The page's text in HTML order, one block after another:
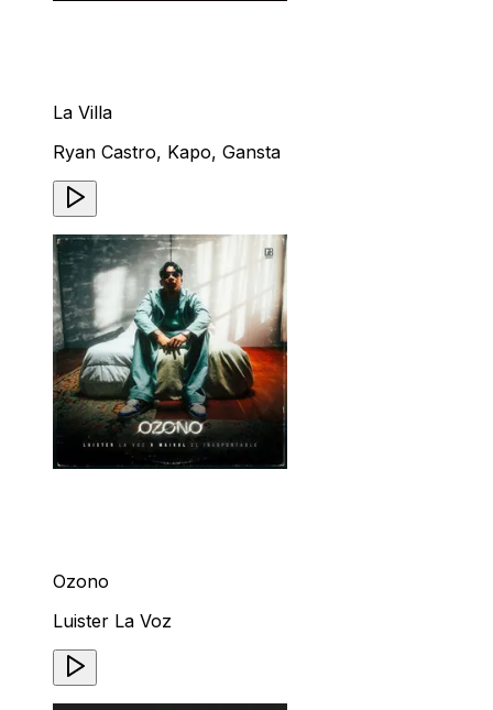
La Villa
Ryan Castro, Kapo, Gansta
Ozono
Luister La Voz